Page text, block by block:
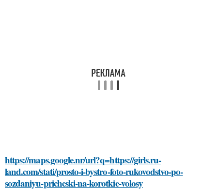
https://maps.google.nr/url?q=https://girls.ru-
land.com/stati/prosto-i-bystro-foto-rukovodstvo-po-
sozdaniyu-pricheski-na-korotkie-volosy